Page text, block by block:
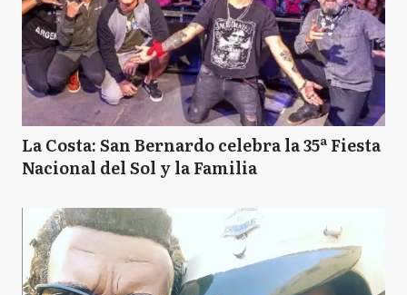
La Costa: San Bernardo celebra la 35ª Fiesta
Nacional del Sol y la Familia